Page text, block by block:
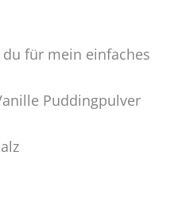
für mein einfaches
Puddingpulver